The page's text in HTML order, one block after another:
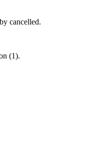
cancelled.
(1).